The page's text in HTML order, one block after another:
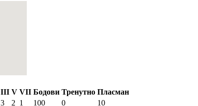
III V VII Бодови Тренутно Пласман
3 2 1 100 0
10